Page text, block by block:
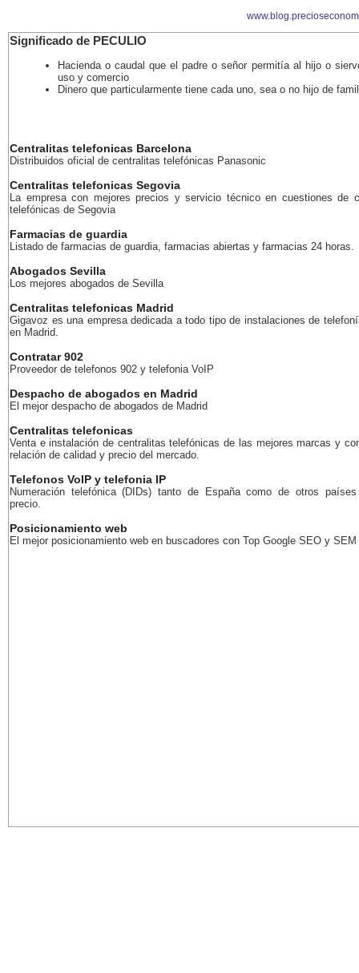
Significado de PECULIO
Hacienda o caudal que el padre o señor permitía al hijo o
uso y comercio
Dinero que particularmente tiene cada uno, sea o no hijo de
Centralitas telefonicas Barcelona
Distribuidos oficial de centralitas telefónicas Panasonic
Centralitas telefonicas Segovia
La empresa con mejores precios y servicio técnico en cuestiones de
telefónicas de Segovia
Farmacias de guardia
Listado de farmacias de guardia, farmacias abiertas y farmacias 24 horas.
Abogados Sevilla
Los mejores abogados de Sevilla
Centralitas telefonicas Madrid
Gigavoz es una empresa dedicada a todo tipo de instalaciones de
en Madrid.
Contratar 902
Proveedor de telefonos 902 y telefonia VoIP
Despacho de abogados en Madrid
El mejor despacho de abogados de Madrid
Centralitas telefonicas
Venta e instalación de centralitas telefónicas de las mejores marcas y
relación de calidad y precio del mercado.
Telefonos VoIP y telefonia IP
Numeración telefónica (DIDs) tanto de España como de otros
precio.
Posicionamiento web
El mejor posicionamiento web en buscadores con Top Google SEO y SEM